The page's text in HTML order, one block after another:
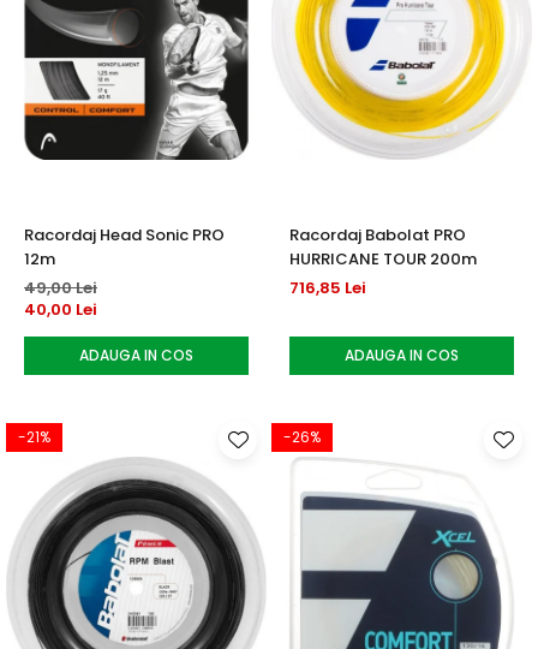
Racordaj Head Sonic PRO
12m
49,00 Lei
40,00 Lei
ADAUGA IN COS
Racordaj Babolat PRO
HURRICANE TOUR 200m
716,85 Lei
ADAUGA IN COS
-21% -26%